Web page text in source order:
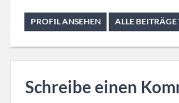
PROFIL ANSEHEN ALLE
Schreibe einen